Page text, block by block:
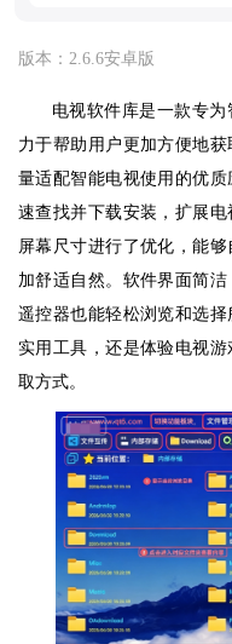
版本：2.6.6安卓版
电视软件库是一款专
力于帮助用户更加方便地
量适配智能电视使用的优
速查找并下载安装，扩展
屏幕尺寸进行了优化，能
加舒适自然。软件界面简
遥控器也能轻松浏览和选择
实用工具，还是体验电视
取方式。